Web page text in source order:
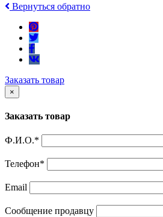
Вернуться обратно
Заказать товар
×
Заказать товар
Ф.И.О.*
Телефон*
Email
Сообщение продавцу